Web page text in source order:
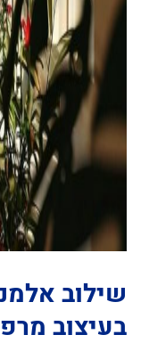
שילוב
בעיצוב